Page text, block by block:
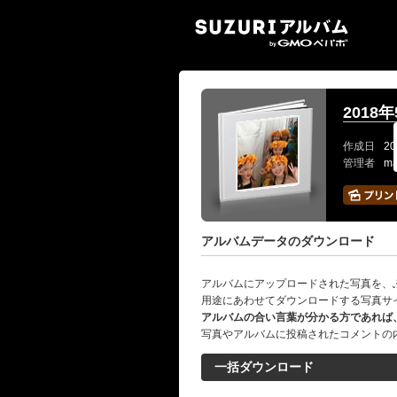
2018
作成日
管理者
アルバムデータのダウンロード
アルバムにアップロードされた写真を
用途にあわせてダウンロードする写真
アルバムの合い言葉が分かる方であれ
写真やアルバムに投稿されたコメント
一括ダウンロード